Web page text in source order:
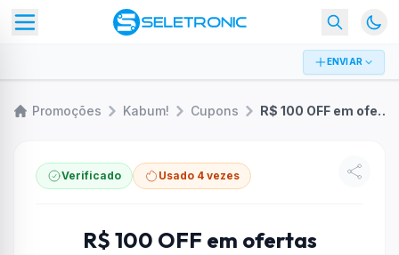
ENVIAR
Promoções Kabum! Cupons R$ 100 OFF em ofertas selecionadas na KaBuM!
Verificado Usado 4 vezes
R$ 100 OFF em ofertas